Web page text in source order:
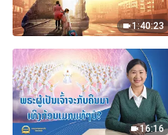
1:40:23
16:16